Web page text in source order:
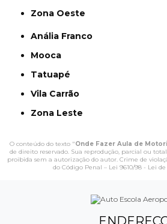
Zona Oeste
Anália Franco
Mooca
Tatuapé
Vila Carrão
Zona Leste
O conteúdo do texto "Onde Fazer Aula de
de direito reservado. Sua reprodução, parcial ou
proibida sem a autorização do autor. Crime de
do Código Penal – Lei 9610/98 - Lei